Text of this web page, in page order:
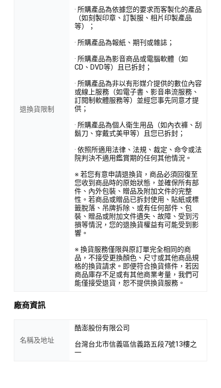
退換貨限制
· 所購產品為依據您的要求而客製化的產品
（如刻製印章、訂製服、相片印製產品
等）；
· 所購產品為報紙、期刊或雜誌；
· 所購產品為影音商品或電腦軟體（如
CD、DVD等）且已拆封；
· 所購產品為非以有形媒介提供的數位內容
或線上服務（如電子書、影音串流服務、
訂閱制軟體服務等）並經您事先同意才提
供；
· 所購產品為個人衛生用品（如內衣褲、刮
鬍刀、穿戴式美甲等）且您已拆封；
· 依照所適用法律、法規、裁定、命令或法
院判決不適用鑑賞期的任何其他情況。
※ 若您有意申請退換貨，商品必須回復至
您收到商品時的原始狀態，並確保所有部
件、內外包裝、贈品及附加文件的完整
性。若商品或贈品已拆封使用、貼紙或標
籤脫落、吊牌拆除、或有任何部件、包
裝、贈品或附加文件遺失、故障、受到污
損等情況，您的退換貨權益有可能受到影
響。
※ 換貨服務僅限與原訂單完全相同的商
品，不接受更換顏色、尺寸或其他商品規
格的換貨請求。即便符合換貨條件，若因
商品庫存不足或有其他商業考量，我們可
能僅接受退貨，恕不提供換貨服務。
廠商資訊
名稱及地址
酷澎股份有限公司
台灣台北市信義區信義路五段7號13樓之
一